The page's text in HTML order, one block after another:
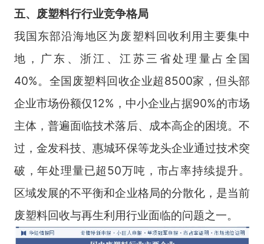
五、 废塑料行行业竞争格局
我国东部沿海地区为废塑料回收利用主要集中
地，广东、浙江、江苏三省处理量占全国
40%。全国废塑料回收企业超8500家，但头部
企业市场份额仅12%，中小企业占据90%的市场
主体，普遍面临技术落后、成本高企的困境。不
过，金发科技、惠城环保等龙头企业通过技术突
破，年处理量已超50万吨，市占率持续提升。
区域发展的不平衡和企业格局的分散化，是当前
废塑料回收与再生利用行业面临的问题之一。